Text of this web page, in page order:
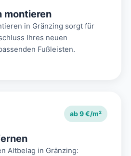
montieren
in Gränzing sorgt für
Ihres neuen
Fußleisten.
ab 9 €/m²
Altbelag in Gränzing: